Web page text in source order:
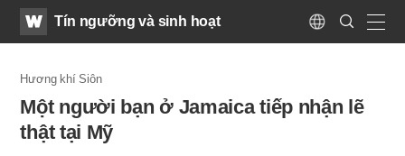
WATVTín ngưỡng và sinh hoạt
Language
Search
Submit
Hương khí Siôn
Một người bạn ở Jamaica tiếp nhận lẽ
thật tại Mỹ